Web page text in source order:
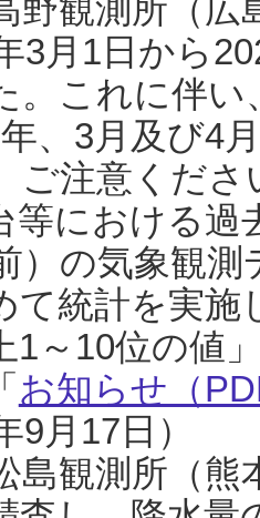
野観測所（
3月1日から
。これに伴い
、3月及び4
ご注意くだ
等における過
）の気象観
て統計を実
1～10位の値
お知らせ（
9月17日）
島観測所（熊